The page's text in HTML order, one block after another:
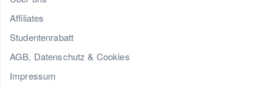
Affiliates
Studentenrabatt
AGB, Datenschutz & Cookies
Impressum